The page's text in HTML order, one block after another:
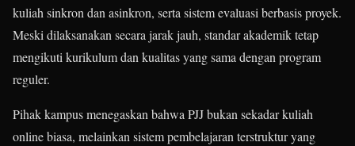
kuliah sinkron dan asinkron, serta sistem evaluasi berbasis proyek.
Meski dilaksanakan secara jarak jauh, standar akademik tetap
mengikuti kurikulum dan kualitas yang sama dengan program
reguler.
Pihak kampus menegaskan bahwa PJJ bukan sekadar kuliah
online biasa, melainkan sistem pembelajaran terstruktur yang